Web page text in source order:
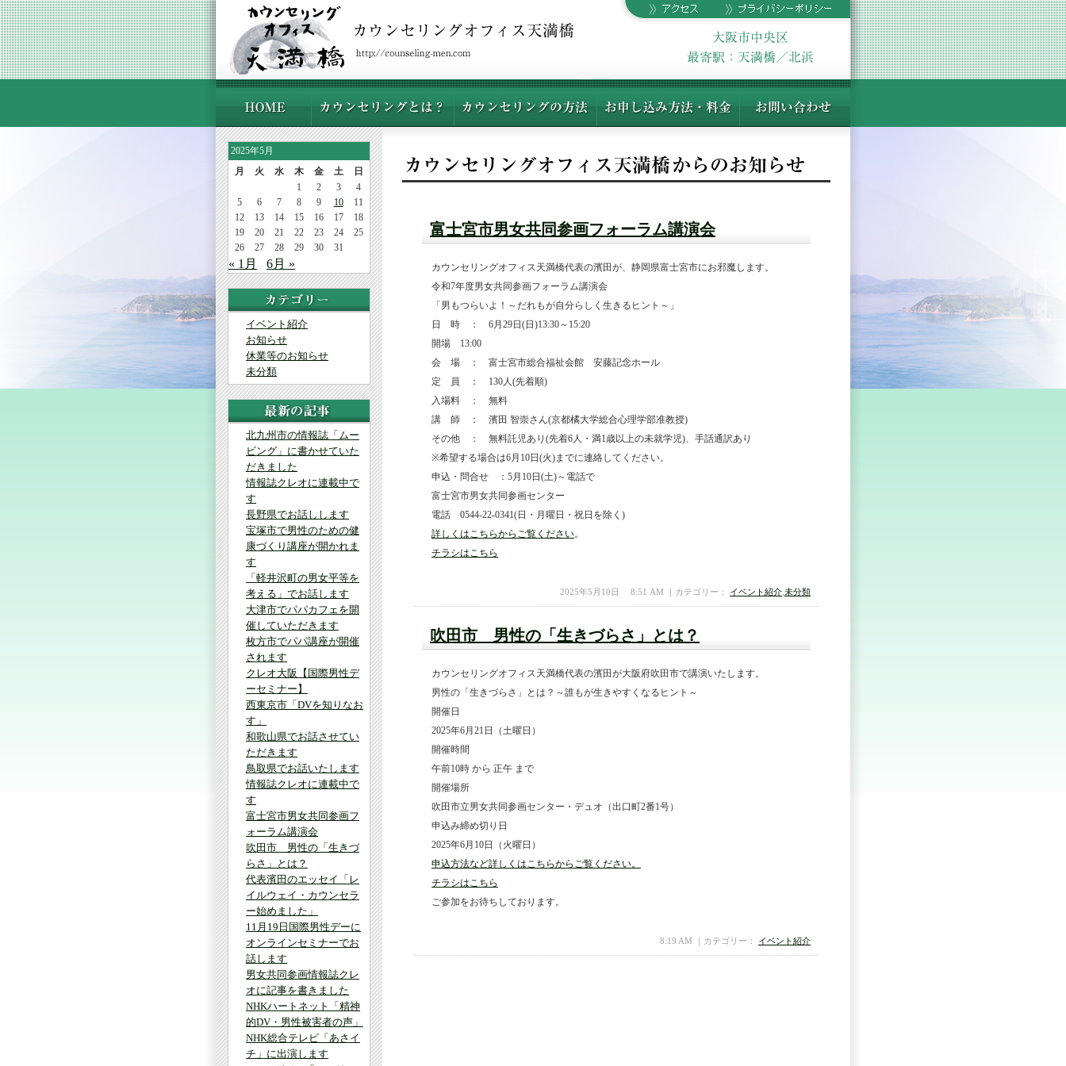
2025年5月
月
火 水 木 金 土
日
1
2 3
4
5
6 7 8 9 10
11
12
13 14 15 16 17
18
19
20 21 22 23 24
25
26
27 28 29 30 31
« 1月 6月 »
イベント紹介
お知らせ
休業等のお知らせ
未分類
北九州市の情報誌「ムー
ビング」に書かせていた
だきました
情報誌クレオに連載中で
す
長野県でお話しします
宝塚市で男性のための健
康づくり講座が開かれま
す
「軽井沢町の男女平等を
考える」でお話します
大津市でパパカフェを開
催していただきます
枚方市でパパ講座が開催
されます
クレオ大阪【国際男性デ
ーセミナー】
西東京市「DVを知りなお
す」
和歌山県でお話させてい
ただきます
鳥取県でお話いたします
情報誌クレオに連載中で
す
富士宮市男女共同参画フ
ォーラム講演会
吹田市 男性の「生きづ
らさ」とは？
代表濱田のエッセイ「レ
イルウェイ・カウンセラ
ー始めました」
11月19日国際男性デーに
オンラインセミナーでお
話します
男女共同参画情報誌クレ
オに記事を書きました
NHKハートネット「精神
的DV・男性被害者の声」
NHK総合テレビ「あさイ
チ」に出演します
富士宮市男女共同参画フォーラム講演会
カウンセリングオフィス天満橋代表の濱田が、静岡県富士宮市にお邪魔します。
令和7年度男女共同参画フォーラム講演会
「男もつらいよ！～だれもが自分らしく生きるヒント～」
日 時 ： 6月29日(日)13:30～15:20
開場 13:00
会 場 ： 富士宮市総合福祉会館 安藤記念ホール
定 員 ： 130人(先着順)
入場料 ： 無料
講 師 ： 濱田 智崇さん(京都橘大学総合心理学部准教授)
その他 ： 無料託児あり(先着6人・満1歳以上の未就学児)、手話通訳あり
※希望する場合は6月10日(火)までに連絡してください。
申込・問合せ ：5月10日(土)～電話で
富士宮市男女共同参画センター
電話 0544-22-0341(日・月曜日・祝日を除く)
詳しくはこちらからご覧ください。
チラシはこちら
2025年5月10日 8:51 AM ｜カテゴリー： イベント紹介 未分類
吹田市 男性の「生きづらさ」とは？
カウンセリングオフィス天満橋代表の濱田が大阪府吹田市で講演いたします。
男性の「生きづらさ」とは？～誰もが生きやすくなるヒント～
開催日
2025年6月21日（土曜日）
開催時間
午前10時 から 正午 まで
開催場所
吹田市立男女共同参画センター・デュオ（出口町2番1号）
申込み締め切り日
2025年6月10日（火曜日）
申込方法など詳しくはこちらからご覧ください。
チラシはこちら
ご参加をお待ちしております。
8:19 AM ｜カテゴリー： イベント紹介